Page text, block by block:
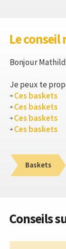
Le conseil
Bonjour
Je peux te
Ces baskets
Ces baskets
Ces baskets
Ces baskets
Baskets
Conseils